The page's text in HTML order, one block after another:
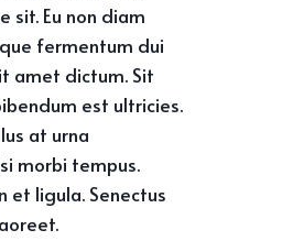
sit. Eu non diam
fermentum dui
amet dictum. Sit
est ultricies.
at urna
morbi tempus.
et ligula. Senectus